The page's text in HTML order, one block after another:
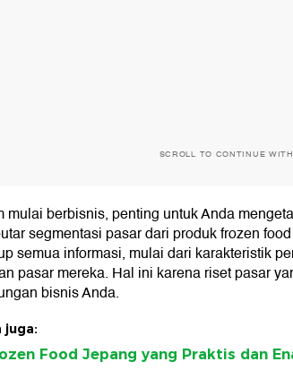
SCROLL TO CONTINUE
mulai berbisnis, penting untuk Anda
segmentasi pasar dari produk frozen
semua informasi, mulai dari karakteristik
pasar mereka. Hal ini karena riset pasar
bisnis Anda.
juga:
Food Jepang yang Praktis dan